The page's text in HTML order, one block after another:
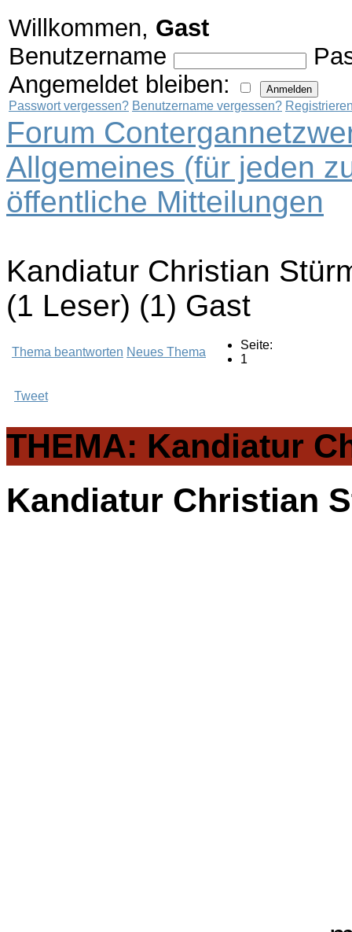
Willkommen, Gast
Benutzername
Angemeldet bleiben:
Passwort vergessen? Benutzername vergessen?
Forum
Allgemeines (für jeden
öffentliche Mitteilungen
Kandiatur Christian
(1 Leser) (1) Gast
Thema beantworten Neues Thema
Seite:
1
Tweet
THEMA: Kandiatur
Kandiatur Christian